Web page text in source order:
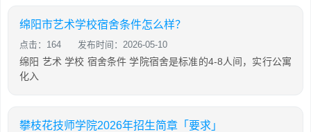
绵阳市艺术学校宿舍条件怎么样？
点击：164 发布时间：2026-05-10
绵阳 艺术 学校 宿舍条件 学院宿舍是标准的4-8人间，实行公寓
化入
攀枝花技师学院2026年招生简章「要求」